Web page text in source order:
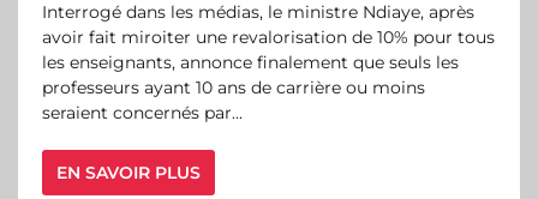
Interrogé dans les médias, le ministre Ndiaye, après
avoir fait miroiter une revalorisation de 10% pour tous
les enseignants, annonce finalement que seuls les
professeurs ayant 10 ans de carrière ou moins
seraient concernés par...
EN SAVOIR PLUS